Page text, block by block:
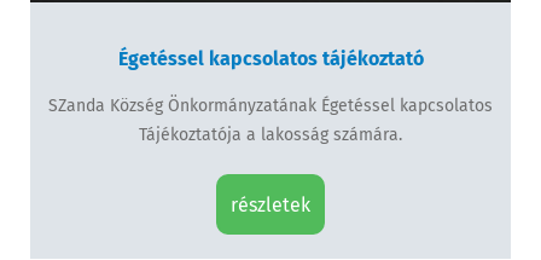
Égetéssel kapcsolatos tájékoztató
SZanda Község Önkormányzatának Égetéssel kapcsolatos
Tájékoztatója a lakosság számára.
részletek